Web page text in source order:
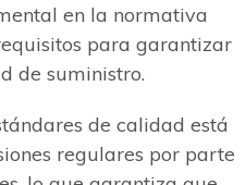
en la normativa
para garantizar
de suministro.
de calidad está
regulares por parte